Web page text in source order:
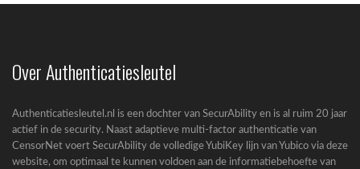
Over Authenticatiesleutel
Authenticatiesleutel.nl is een dochter van SecurAbility en is al ruim 20 jaar
actief in de security. Naast adaptieve multi-factor authenticatie van
CensorNet voert SecurAbility de volledige YubiKey lijn van Yubico via deze
website, om optimaal te kunnen voldoen aan de informatiebehoefte van